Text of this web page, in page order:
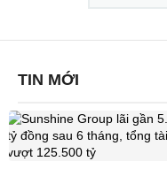
TIN MỚI